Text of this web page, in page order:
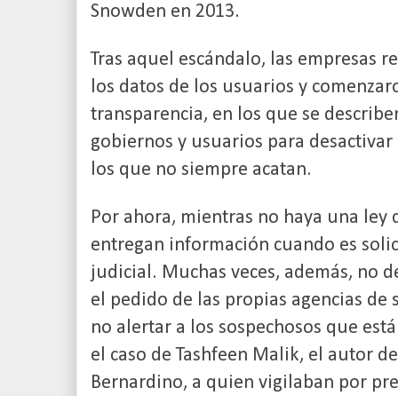
Snowden en 2013.
Tras aquel escándalo, las empresas
los datos de los usuarios y
transparencia, en los que se
gobiernos y usuarios para
los que no siempre acatan.
Por ahora, mientras no haya una ley
entregan información cuando es
judicial. Muchas veces, además, no
el pedido de las propias agencias
no alertar a los sospechosos que
el caso de Tashfeen Malik, el autor
Bernardino, a quien vigilaban por